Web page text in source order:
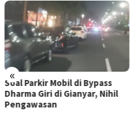
«
Bendera Merah Putih 100
Meter Membentang, Bupati
Sanjaya Kobarkan Semangat